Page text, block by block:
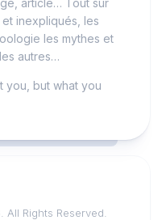
article… Tout sur
inexpliqués, les
les mythes et
autres…
you, but what you
Rights Reserved.